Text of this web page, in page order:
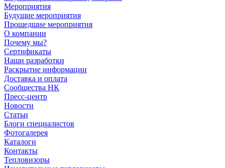
Мероприятия
Будущие мероприятия
Прошедшие мероприятия
О компании
Почему мы?
Сертификаты
Наши разработки
Раскрытие информации
Доставка и оплата
Сообщества НК
Пресс-центр
Новости
Статьи
Блоги специалистов
Фотогалерея
Каталоги
Контакты
Тепловизоры